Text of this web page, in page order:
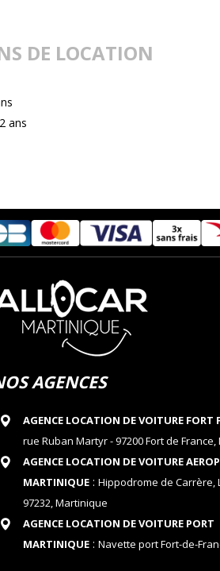
DE LOCATION
ans
AGENCES
AGENCE LOCATION DE VOITURE FORT
rue Ruban Martyr - 97200 Fort de
AGENCE LOCATION DE VOITURE
MARTINIQUE: Hippodrome de Carrère,
97232, Martinique
AGENCE LOCATION DE VOITURE PORT
MARTINIQUE: Navette port Fort-de-